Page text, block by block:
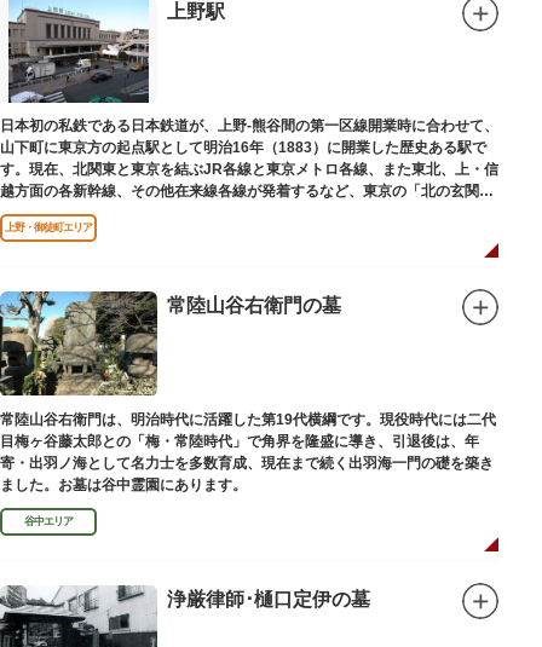
上野駅
日本初の私鉄である日本鉄道が、上野-熊谷間の第一区線開業時に合わせて、
山下町に東京方の起点駅として明治16年（1883）に開業した歴史ある駅で
す。現在、北関東と東京を結ぶJR各線と東京メトロ各線、また東北、上・信
越方面の各新幹線、その他在来線各線が発着するなど、東京の「北の玄関
口」として機能しています。
上野・御徒町エリア
常陸山谷右衛門の墓
常陸山谷右衛門は、明治時代に活躍した第19代横綱です。現役時代には二代
目梅ヶ谷藤太郎との「梅・常陸時代」で角界を隆盛に導き、引退後は、年
寄・出羽ノ海として名力士を多数育成、現在まで続く出羽海一門の礎を築き
ました。お墓は谷中霊園にあります。
谷中エリア
浄厳律師･樋口定伊の墓